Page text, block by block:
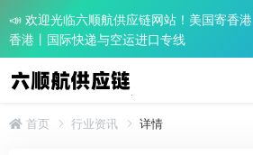
📣 欢迎光临六顺航供应链网站！美国寄香
香港丨国际快递与空运进口专线
首页 行业资讯 详情